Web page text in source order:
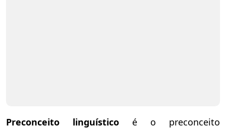
Preconceito linguístico é o preconceito